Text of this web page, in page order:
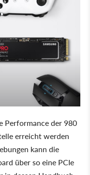
Performance der 980
erreicht werden
kann die
über so eine PCIe